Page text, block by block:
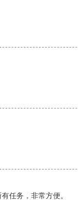
任务，非常方便。